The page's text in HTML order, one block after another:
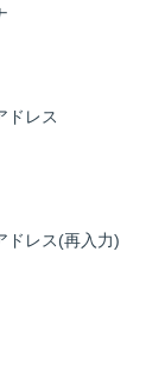
ドレス
ドレス(再入力)